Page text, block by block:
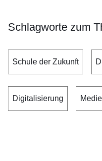
Schlagworte zum
Schule der Zukunft
Digitalisierung